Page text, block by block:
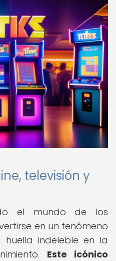
televisión y
el mundo de los
en un fenómeno
indeleble en la
Este icónico